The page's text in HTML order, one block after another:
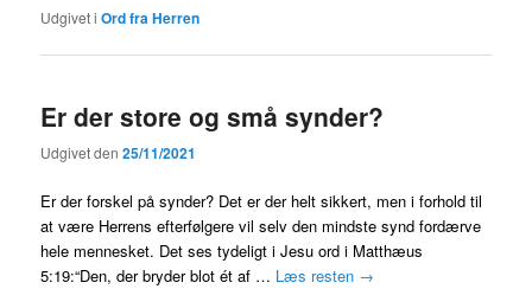
Udgivet i Ord fra Herren
Er der store og små synder?
Udgivet den25/11/2021
Er der forskel på synder? Det er der helt sikkert, men i forhold til
at være Herrens efterfølgere vil selv den mindste synd fordærve
hele mennesket. Det ses tydeligt i Jesu ord i Matthæus
5:19:“Den, der bryder blot ét af … Læs resten →